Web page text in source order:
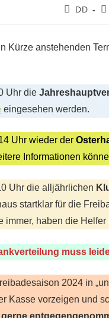
Beitrags-
DD
Kürze anstehenden
Uhr die
eingesehen werden.
Uhr wieder der
Informationen
Uhr die alljährlichen
startklar für die
haben die
muss
2024 in
Kasse vorzeigen und